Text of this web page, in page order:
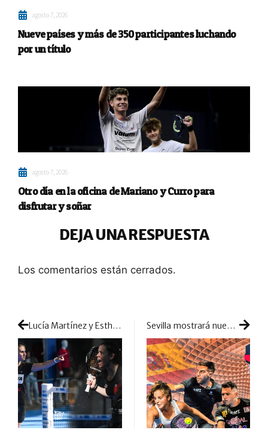
agosto 7, 2026
Nueve países y más de 350 participantes luchando
por un título
agosto 7, 2026
Otro día en la oficina de Mariano y Curro para
disfrutar y soñar
DEJA UNA RESPUESTA
Los comentarios están cerrados.
Lucía Martínez y Esther Carnicero: una nueva hazaña para seguir en la cresta de la ola Sevilla mostrará nuevas duplas en la llegada a España del APT Padel Tour